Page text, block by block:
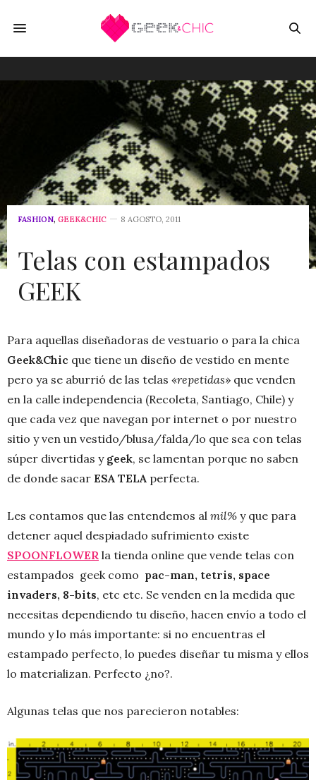
FASHION, GEEK&CHIC 8 AGOSTO, 2011
Telas con estampados
GEEK
Para aquellas diseñadoras de vestuario o para la chica
Geek&Chic que tiene un diseño de vestido en mente
pero ya se aburrió de las telas «repetidas» que venden
en la calle independencia (Recoleta, Santiago, Chile) y
que cada vez que navegan por internet o por nuestro
sitio y ven un vestido/blusa/falda/lo que sea con telas
súper divertidas y geek, se lamentan porque no saben
de donde sacar ESA TELA perfecta.
Les contamos que las entendemos al mil% y que para
detener aquel despiadado sufrimiento existe
SPOONFLOWER la tienda online que vende telas con
estampados geek como pac-man, tetris, space
invaders, 8-bits, etc etc. Se venden en la medida que
necesitas dependiendo tu diseño, hacen envío a todo el
mundo y lo más importante: si no encuentras el
estampado perfecto, lo puedes diseñar tu misma y ellos
lo materializan. Perfecto ¿no?.
Algunas telas que nos parecieron notables: